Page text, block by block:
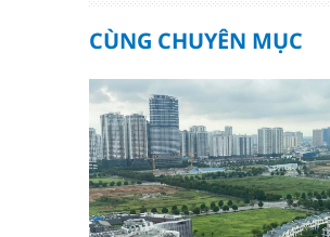
CÙNG CHUYÊN MỤC